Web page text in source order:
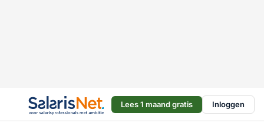
Lees 1 maand gratis Inloggen